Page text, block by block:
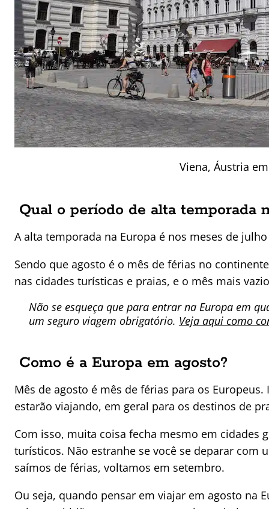
Viena, Áustria
Qual o período de alta temporada
A alta temporada na Europa é nos meses de
Sendo que agosto é o mês de férias no
nas cidades turísticas e praias, e o mês mais
Não se esqueça que para entrar na Europa em
um seguro viagem obrigatório. Veja aqui como
Como é a Europa em agosto?
Mês de agosto é mês de férias para os
estarão viajando, em geral para os destinos de
Com isso, muita coisa fecha mesmo em cidades
turísticos. Não estranhe se você se deparar com
saímos de férias, voltamos em setembro.
Ou seja, quando pensar em viajar em agosto na